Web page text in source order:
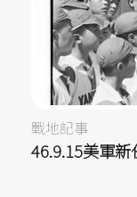
戰地記事
46.9.15美軍